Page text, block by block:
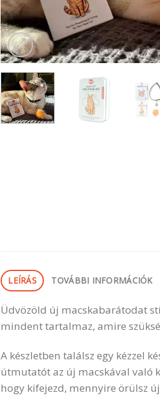
LEÍRÁS TOVÁBBI INFORMÁCIÓK
Üdvözöld új macskabarátodat
mindent tartalmaz, amire
A készletben találsz egy kézzel
útmutatót az új macskával való
hogy kifejezd, mennyire örülsz